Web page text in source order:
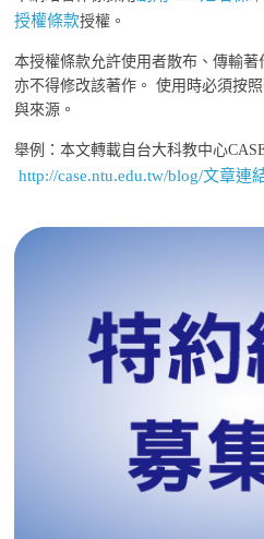
授權條款授權。
本授權條款允許使用者散布、傳輸著
亦不得修改該著作。 使用時必須按
與來源。
舉例：本文轉載自台大科教中心
http://case.ntu.edu.tw/blog/文章連